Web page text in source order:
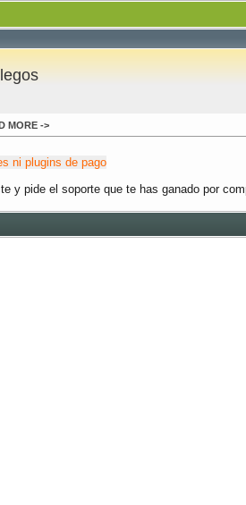
MORE ->
ni plugins de pago
y pide el soporte que te has ganado por